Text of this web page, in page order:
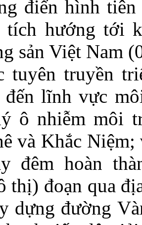
điển hình
tích hướng tới
sản Việt Nam
tuyên truyền
đến lĩnh vực
ô nhiễm môi
và Khắc
đêm hoàn
thị) đoạn qua
dựng đường